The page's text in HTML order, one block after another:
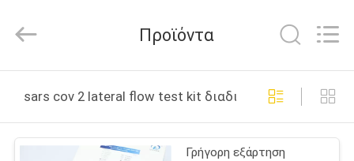
ΠΡΟΪΌΝΤΑ
Biotechnology
Co.,LTD.
Reserved.
Προϊόντα
sars cov 2 lateral flow test kit διαδικτυακή κατασκευή
Γρήγορη εξάρτηση